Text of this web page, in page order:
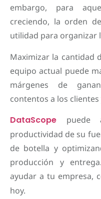
embargo, para
creciendo, la orden
utilidad para organizar
Maximizar la cantidad
equipo actual puede
márgenes de
contentos a los
DataScope puede
productividad de su
de botella y
producción y
ayudar a tu empresa,
hoy.